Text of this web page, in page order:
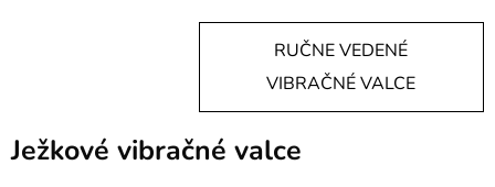
RUČNE VEDENÉ
VIBRAČNÉ VALCE
Ježkové vibračné valce